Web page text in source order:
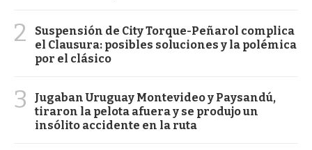
2
Suspensión de City Torque-Peñarol complica
el Clausura: posibles soluciones y la polémica
por el clásico
3
Jugaban Uruguay Montevideo y Paysandú,
tiraron la pelota afuera y se produjo un
insólito accidente en la ruta